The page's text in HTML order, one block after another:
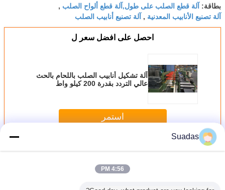
بطاقة: آلة قطع الصلب على طول,آلة قطع ألواح الصلب ,
آلة تصنيع الأنابيب المعدنية , آلة تصنيع أنابيب الصلب
احصل على افضل سعر ل
آلة تشكيل أنابيب الصلب باللحام بالحث
عالي التردد بقدرة 200 كيلو واط
استمر
أكثرآلة تصنيع أنابيب الصلب
Suadas
4:56 PM